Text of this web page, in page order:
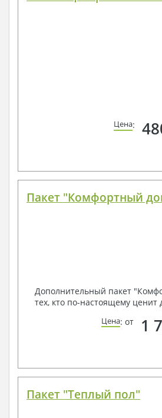
Цена:
Пакет "Комфортный
Дополнительный пакет
тех, кто по-настоящему
Цена: от 1
Пакет "Теплый пол"